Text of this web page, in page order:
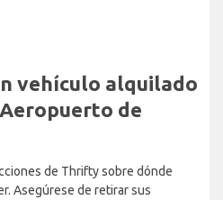
vehículo alquilado
de
de Thrifty sobre dónde
Asegúrese de retirar sus